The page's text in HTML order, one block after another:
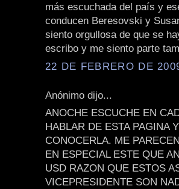
más escuchada del país y
conducen Beresovski y
siento orgullosa de que se
escribo y me siento parte
22 DE FEBRERO DE
Anónimo dijo...
ANOCHE ESCUCHE EN
HABLAR DE ESTA PAGINA
CONOCERLA. ME
EN ESPECIAL ESTE QUE
USD RAZON QUE ESTOS
VICEPRESIDENTE SON